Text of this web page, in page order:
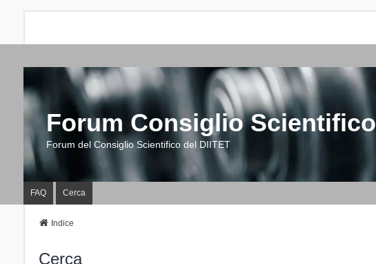
Forum Consiglio Scientifico
Forum del Consiglio Scientifico del DIITET
FAQ Cerca
Indice
Cerca